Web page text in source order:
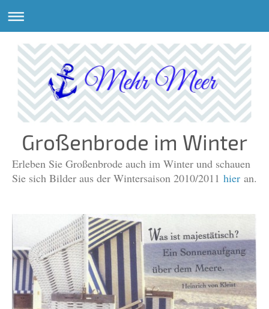
Großenbrode im Winter
Erleben Sie Großenbrode auch im Winter und schauen
Sie sich Bilder aus der Wintersaison 2010/2011 hier an.